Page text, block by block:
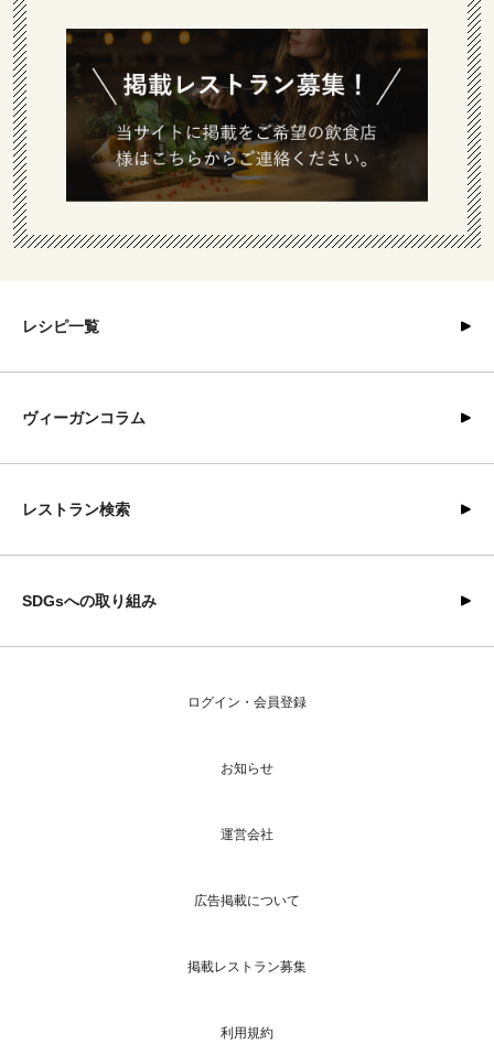
レシピ一覧
ヴィーガンコラム
レストラン検索
SDGsへの取り組み
ログイン・会員登録
お知らせ
運営会社
広告掲載について
掲載レストラン募集
利用規約